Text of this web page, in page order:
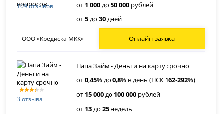
109 отзывов
от 1 000до50 000 рублей
от5до30дней
ООО «Кредиска МКК» Онлайн-заявка
3 отзыва
Папа Займ - Деньги на карту срочно
от0,45% до0,8% в день (ПСК 162-292%)
от 15 000до 100 000 рублей
от 13до25 недель